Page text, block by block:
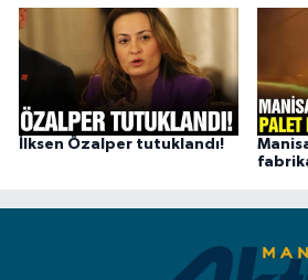
İlksen Özalper tutuklandı!